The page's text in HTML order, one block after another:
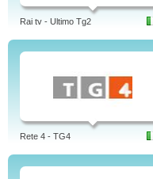
Rai tv - Ultimo Tg2
Rete 4 - TG4